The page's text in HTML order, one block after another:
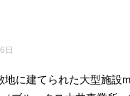
日
地に建てられた大型施設